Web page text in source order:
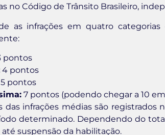
no Código de Trânsito Brasileiro,
as infrações em quatro
pontos
4 pontos
5 pontos
7 pontos (podendo chegar a 10
das infrações médias são
determinado. Dependendo do
suspensão da habilitação.